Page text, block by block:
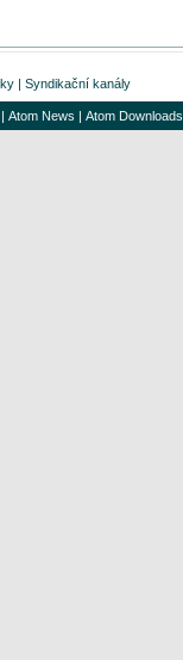
| Syndikační kanály
| Atom News | Atom Downloads